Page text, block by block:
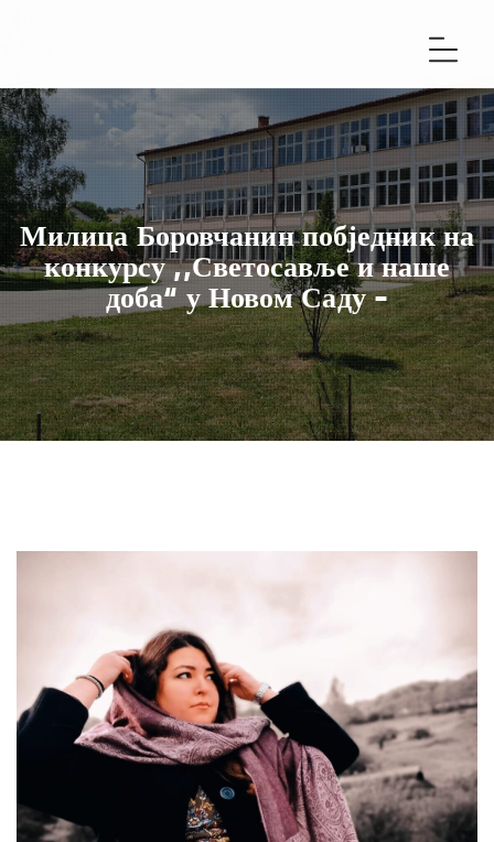
Милица Боровчанин побједник на
конкурсу ,,Светосавље и наше
доба“ у Новом Саду -